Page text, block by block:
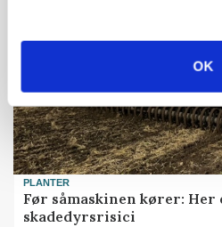
OK
PLANTER
Før såmaskinen kører:
skadedyrsrisici